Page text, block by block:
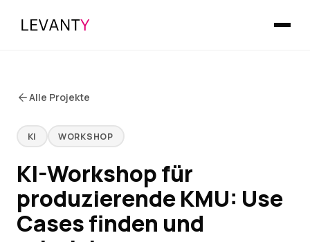
Alle Projekte
KI WORKSHOP
KI-Workshop für
produzierende KMU: Use
Cases finden und